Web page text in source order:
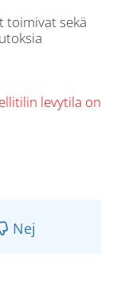
toimivat sekä
levytila on
Nej